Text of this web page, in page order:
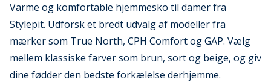
Varme og komfortable hjemmesko til damer fra
Stylepit. Udforsk et bredt udvalg af modeller fra
mærker som True North, CPH Comfort og GAP. Vælg
mellem klassiske farver som brun, sort og beige, og giv
dine fødder den bedste forkælelse derhjemme.